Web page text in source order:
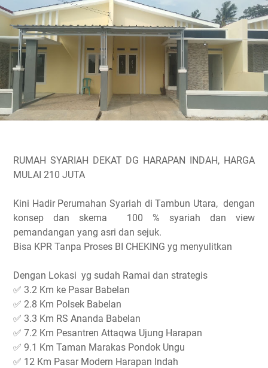
RUMAH SYARIAH DEKAT DG HARAPAN INDAH, HARGA
MULAI 210 JUTA
Kini Hadir Perumahan Syariah di Tambun Utara, dengan
konsep dan skema 100 % syariah dan view
pemandangan yang asri dan sejuk.
Bisa KPR Tanpa Proses BI CHEKING yg menyulitkan
Dengan Lokasi yg sudah Ramai dan strategis
✅ 3.2 Km ke Pasar Babelan
✅ 2.8 Km Polsek Babelan
✅ 3.3 Km RS Ananda Babelan
✅ 7.2 Km Pesantren Attaqwa Ujung Harapan
✅ 9.1 Km Taman Marakas Pondok Ungu
✅ 12 Km Pasar Modern Harapan Indah